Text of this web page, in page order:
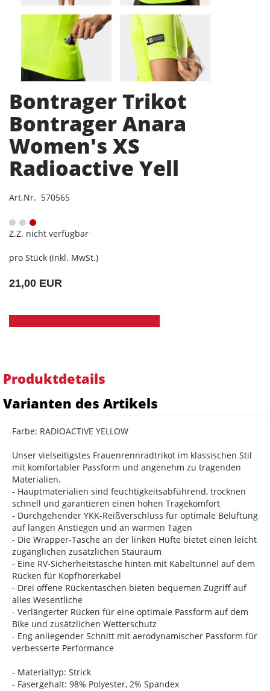
Bontrager Trikot
Bontrager Anara
Women's XS
Radioactive Yell
Art.Nr. 570565
Z.Z. nicht verfügbar
pro Stück (inkl. MwSt.)
21,00 EUR
Produktdetails
Varianten des Artikels
Farbe: RADIOACTIVE YELLOW
Unser vielseitigstes Frauenrennradtrikot im klassischen Stil
mit komfortabler Passform und angenehm zu tragenden
Materialien.
- Hauptmaterialien sind feuchtigkeitsabführend, trocknen
schnell und garantieren einen hohen Tragekomfort
- Durchgehender YKK-Reißverschluss für optimale Belüftung
auf langen Anstiegen und an warmen Tagen
- Die Wrapper-Tasche an der linken Hüfte bietet einen leicht
zugänglichen zusätzlichen Stauraum
- Eine RV-Sicherheitstasche hinten mit Kabeltunnel auf dem
Rücken für Kopfhörerkabel
- Drei offene Rückentaschen bieten bequemen Zugriff auf
alles Wesentliche
- Verlängerter Rücken für eine optimale Passform auf dem
Bike und zusätzlichen Wetterschutz
- Eng anliegender Schnitt mit aerodynamischer Passform für
verbesserte Performance
- Materialtyp: Strick
- Fasergehalt: 98% Polyester, 2% Spandex